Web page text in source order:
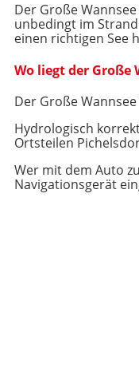
Der Große
unbedingt im
einen richtigen See
Wo liegt der Große
Der Große
Hydrologisch
Ortsteilen
Wer mit dem Auto
Navigationsgerät